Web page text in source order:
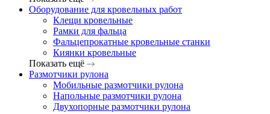
Оборудование для кровельных работ
Клещи кровельные
Рамки для фальца
Фальцепрокатные кровельные станки
Киянки кровельные
Показать ещё
Размотчики рулона
Мобильные размотчики рулона
Напольные размотчики рулона
Двухопорные размотчики рулона